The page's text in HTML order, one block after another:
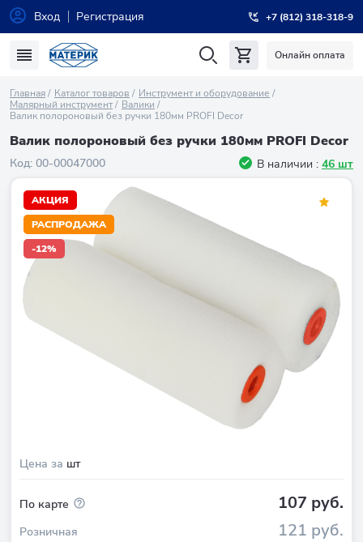
Вход Регистрация +7 (812) 318-318-9
Онлайн оплата
Главная Каталог товаров
Инструмент и оборудование
Малярный инструмент
Валики
Валик полороновый без ручки 180мм PROFI Decor
Валик полороновый без ручки 180мм PROFI Decor
Код: 00-00047000 В наличии : 46 шт
Цена за шт
АКЦИЯ
РАСПРОДАЖА
-12%
По карте 107 руб.
Розничная 121 руб.